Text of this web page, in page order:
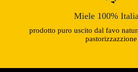
Miele 100%
prodotto puro uscito dal favo
pastorizzazzione